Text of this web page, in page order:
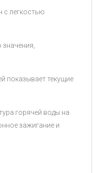
с легкостью
показывает текущие
горячей воды на
зажигание и